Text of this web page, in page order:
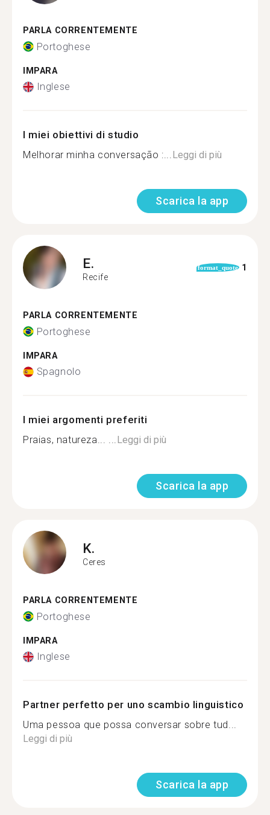
PARLA CORRENTEMENTE
Portoghese
IMPARA
Inglese
I miei obiettivi di studio
Melhorar minha conversação :...Leggi di più
Scarica la app
E.
Recife
format_quote 1
PARLA CORRENTEMENTE
Portoghese
IMPARA
Spagnolo
I miei argomenti preferiti
Praias, natureza... ...Leggi di più
Scarica la app
K.
Ceres
PARLA CORRENTEMENTE
Portoghese
IMPARA
Inglese
Partner perfetto per uno scambio linguistico
Uma pessoa que possa conversar sobre tud...
Leggi di più
Scarica la app